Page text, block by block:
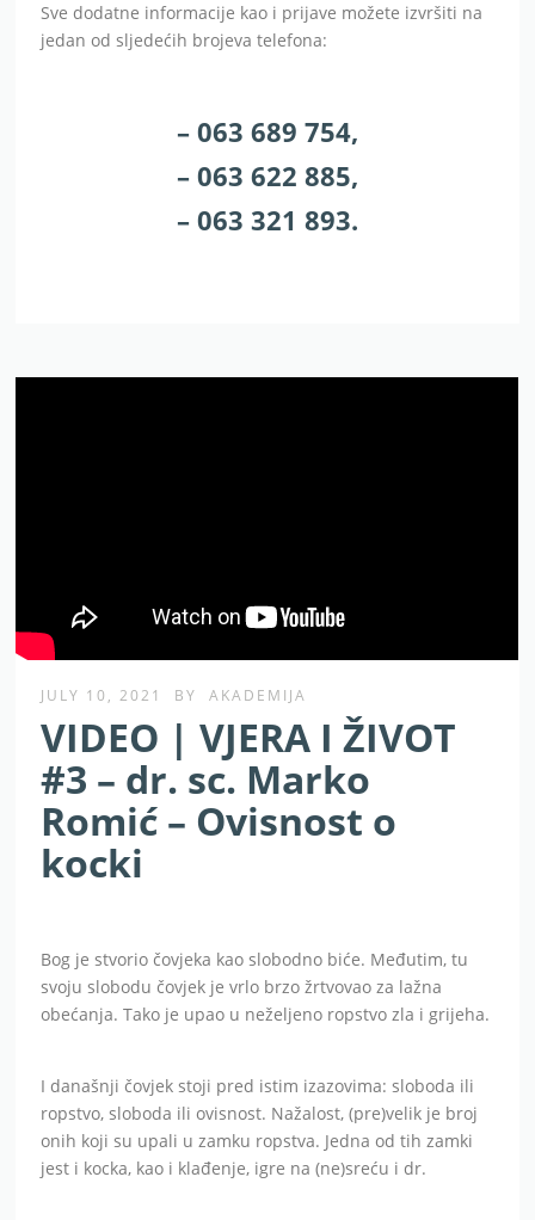
Sve dodatne informacije kao i prijave možete izvršiti na
jedan od sljedećih brojeva telefona:
– 063 689 754,
– 063 622 885,
– 063 321 893.
JULY 10, 2021 BY AKADEMIJA
VIDEO | VJERA I ŽIVOT
#3 – dr. sc. Marko
Romić – Ovisnost o
kocki
Bog je stvorio čovjeka kao slobodno biće. Međutim, tu
svoju slobodu čovjek je vrlo brzo žrtvovao za lažna
obećanja. Tako je upao u neželjeno ropstvo zla i grijeha.
I današnji čovjek stoji pred istim izazovima: sloboda ili
ropstvo, sloboda ili ovisnost. Nažalost, (pre)velik je broj
onih koji su upali u zamku ropstva. Jedna od tih zamki
jest i kocka, kao i klađenje, igre na (ne)sreću i dr.